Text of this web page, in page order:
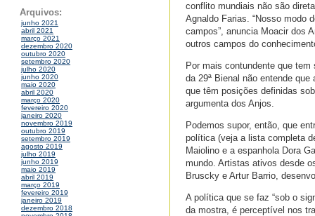
Arquivos:
junho 2021
abril 2021
março 2021
dezembro 2020
outubro 2020
setembro 2020
julho 2020
junho 2020
maio 2020
abril 2020
março 2020
fevereiro 2020
janeiro 2020
novembro 2019
outubro 2019
setembro 2019
agosto 2019
julho 2019
junho 2019
maio 2019
abril 2019
março 2019
fevereiro 2019
janeiro 2019
dezembro 2018
conflito mundiais não são
Agnaldo Farias. “Nosso modo
campos”, anuncia Moacir dos
outros campos do
Por mais contundente que
da 29ª Bienal não entende
que têm posições definidas
argumenta dos Anjos.
Podemos supor, então, que
política (veja a lista completa
Maiolino e a espanhola Dora
mundo. Artistas ativos desde
Bruscky e Artur Barrio,
A política que se faz “sob o
da mostra, é perceptível nos